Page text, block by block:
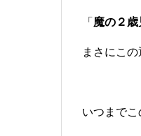
「 魔の２歳
まさにこの
いつまでこ